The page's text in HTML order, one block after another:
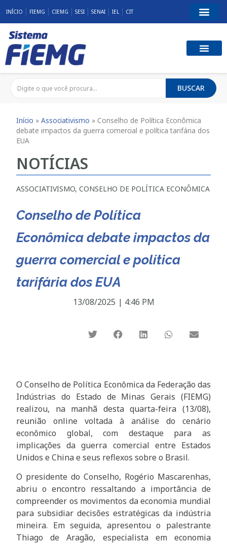
INÍCIO FIEMG CIEMG SESI SENAI IEL CIT
BUSCAR
Início »Associativismo » Conselho de Política Econômica
debate impactos da guerra comercial e política tarifária dos
EUA
NOTÍCIAS
ASSOCIATIVISMO,CONSELHO DE POLÍTICA ECONÔMICA
Conselho de Política
Econômica debate impactos da
guerra comercial e política
tarifária dos EUA
13/08/2025 | 4:46 PM
O Conselho de Política Econômica da Federação das
Indústrias do Estado de Minas Gerais (FIEMG)
realizou, na manhã desta quarta-feira (13/08),
reunião online voltada à análise do cenário
econômico global, com destaque para as
implicações da guerra comercial entre Estados
Unidos e China e seus reflexos sobre o Brasil.
O presidente do Conselho, Rogério Mascarenhas,
abriu o encontro ressaltando a importância de
compreender os movimentos da economia mundial
para subsidiar decisões estratégicas da indústria
mineira. Em seguida, apresentou o palestrante
Thiago de Aragão, especialista em economia